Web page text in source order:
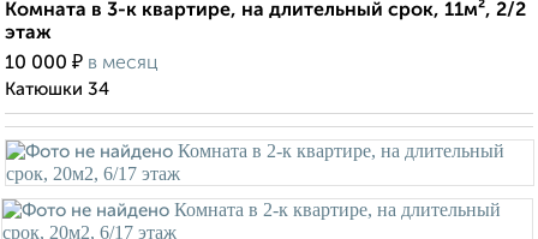
Комната в 3-к квартире, на длительный срок, 11м², 2/2
этаж
10 000 ₽ в месяц
Катюшки 34